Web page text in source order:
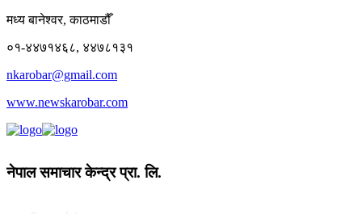
मध्य बानेश्वर, काठमाडौँ
०१-४४७१४६८, ४४७८१३१
nkarobar@gmail.com
www.newskarobar.com
नेपाल समाचार केन्द्र प्रा. लि.